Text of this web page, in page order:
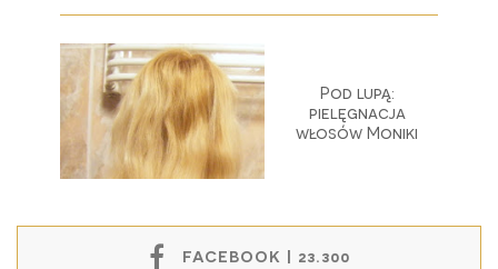
Pod lupą:
pielęgnacja
włosów Moniki
FACEBOOK | 23.300